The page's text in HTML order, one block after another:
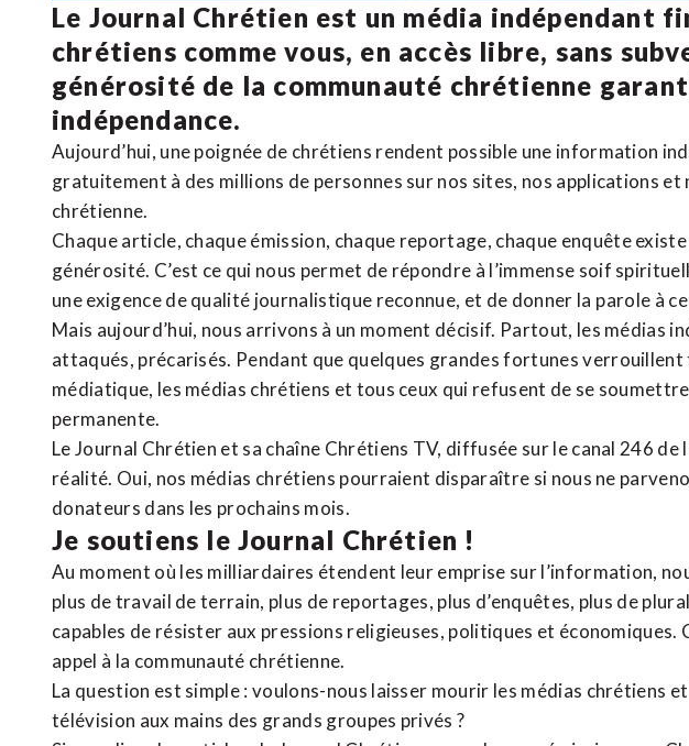
Le Journal Chrétien est un média indépendant
chrétiens comme vous, en accès libre, sans
générosité de la communauté chrétienne
indépendance.
Aujourd’hui, une poignée de chrétiens rendent possible une information
gratuitement à des millions de personnes sur nos sites, nos applications et
chrétienne.
Chaque article, chaque émission, chaque reportage, chaque enquête
générosité. C’est ce qui nous permet de répondre à l’immense soif
une exigence de qualité journalistique reconnue, et de donner la parole à
Mais aujourd’hui, nous arrivons à un moment décisif. Partout, les médias
attaqués, précarisés. Pendant que quelques grandes fortunes
médiatique, les médias chrétiens et tous ceux qui refusent de se
permanente.
Le Journal Chrétien et sa chaîne Chrétiens TV, diffusée sur le canal 246 de
réalité. Oui, nos médias chrétiens pourraient disparaître si nous ne
donateurs dans les prochains mois.
Je soutiens le Journal Chrétien !
Au moment où les milliardaires étendent leur emprise sur l’information,
plus de travail de terrain, plus de reportages, plus d’enquêtes, plus de
capables de résister aux pressions religieuses, politiques et économiques.
appel à la communauté chrétienne.
La question est simple : voulons-nous laisser mourir les médias chrétiens
télévision aux mains des grands groupes privés ?